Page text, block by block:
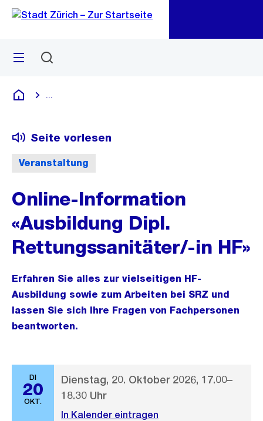
Navigation
Sprunglink
Menü
Deutsch
Veranstaltung
Seite vorlesen
Online-Information
«Ausbildung Dipl.
Rettungssanitäter/-in HF»
Erfahren Sie alles zur vielseitigen HF-
Ausbildung sowie zum Arbeiten bei SRZ und
lassen Sie sich Ihre Fragen von Fachpersonen
beantworten.
DI
20
OKT.
Dienstag, 20. Oktober 2026, 17.00–
18.30 Uhr
In Kalender eintragen